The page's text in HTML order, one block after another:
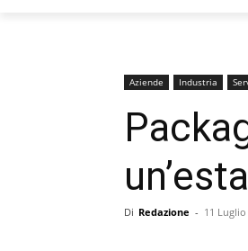
Aziende Industria
Di Redazione - 11 Luglio